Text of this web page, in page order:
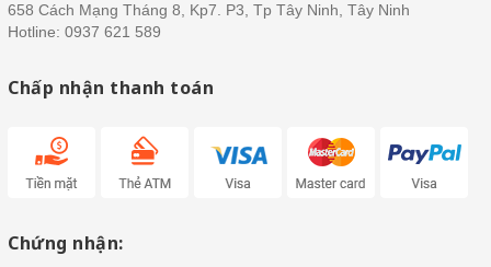
658 Cách Mạng Tháng 8, Kp7. P3, Tp Tây Ninh, Tây Ninh
Hotline: 0937 621 589
Chấp nhận thanh toán
Chứng nhận: